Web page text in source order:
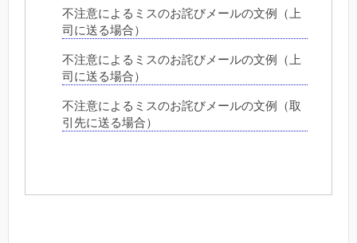
不注意によるミスのお詫びメールの文例（上
司に送る場合）
不注意によるミスのお詫びメールの文例（上
司に送る場合）
不注意によるミスのお詫びメールの文例（取
引先に送る場合）